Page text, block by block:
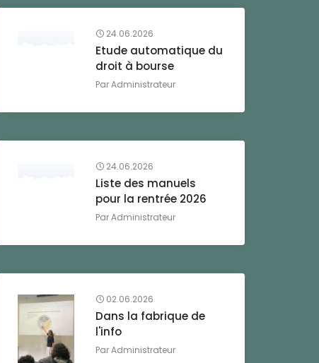
24.06.2026
Etude automatique du
droit à bourse
ParAdministrateur
24.06.2026
Liste des manuels
pour la rentrée 2026
ParAdministrateur
02.06.2026
Dans la fabrique de
l'info
ParAdministrateur